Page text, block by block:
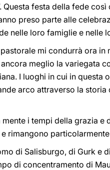
Questa festa della fede
preso parte alle
nelle loro famiglie e nelle
mi condurrà ora
meglio la variegata
I luoghi in cui in
arco attraverso la
i tempi della grazia
rimangono
di Salisburgo, di Gurk
di concentramento di